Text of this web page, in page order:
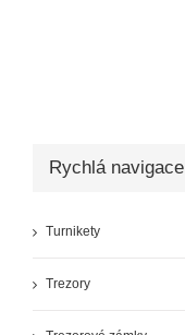
Rychlá navigace
Turnikety
Trezory